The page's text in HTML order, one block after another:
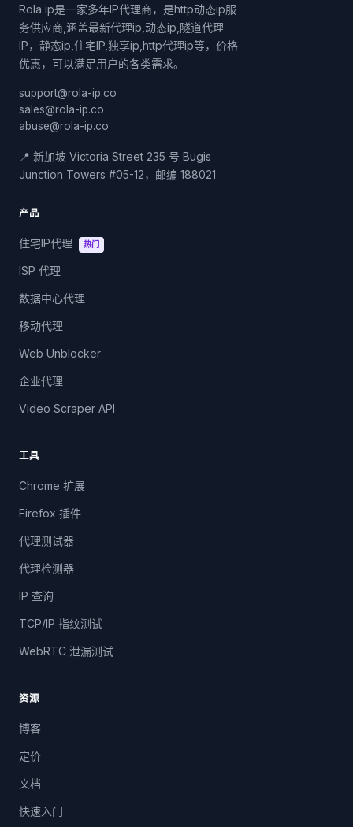
Rola ip是一家多年IP代理商，是http动态ip服
务供应商,涵盖最新代理ip,动态ip,隧道代理
IP，静态ip,住宅IP,独享ip,http代理ip等，价格
优惠，可以满足用户的各类需求。
support@rola-ip.co
sales@rola-ip.co
abuse@rola-ip.co
📍 新加坡 Victoria Street 235 号 Bugis
Junction Towers #05-12，邮编 188021
产品
住宅IP代理 热门
ISP 代理
数据中心代理
移动代理
Web Unblocker
企业代理
Video Scraper API
工具
Chrome 扩展
Firefox 插件
代理测试器
代理检测器
IP 查询
TCP/IP 指纹测试
WebRTC 泄漏测试
资源
博客
定价
文档
快速入门